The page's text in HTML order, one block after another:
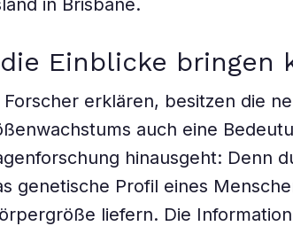
in Brisbane.
Einblicke bringen
Forscher erklären, besitzen die
auch eine
hinausgeht: Denn
genetische Profil eines
liefern. Die